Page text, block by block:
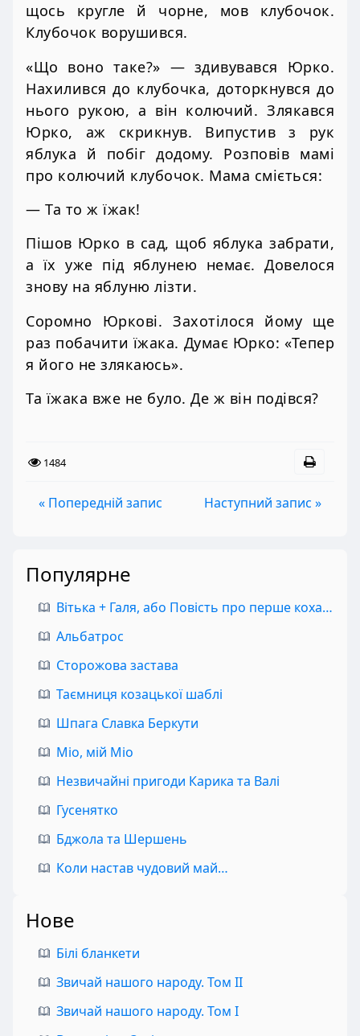
щось кругле й чорне, мов клубочок.
Клубочок ворушився.
«Що воно таке?» — здивувався Юрко.
Нахилився до клубочка, доторкнувся до
нього рукою, а він колючий. Злякався
Юрко, аж скрикнув. Випустив з рук
яблука й побіг додому. Розповів мамі
про колючий клубочок. Мама сміється:
— Та то ж їжак!
Пішов Юрко в сад, щоб яблука забрати,
а їх уже під яблунею немає. Довелося
знову на яблуню лізти.
Соромно Юркові. Захотілося йому ще
раз побачити їжака. Думає Юрко: «Тепер
я його не злякаюсь».
Та їжака вже не було. Де ж він подівся?
1484
« Попередній запис Наступний запис »
Популярне
Вітька + Галя, або Повість про перше кохання
Альбатрос
Сторожова застава
Таємниця козацької шаблі
Шпага Славка Беркути
Міо, мій Міо
Незвичайні пригоди Карика та Валі
Гусенятко
Бджола та Шершень
Коли настав чудовий май…
Нове
Білі бланкети
Звичай нашого народу. Том II
Звичай нашого народу. Том I